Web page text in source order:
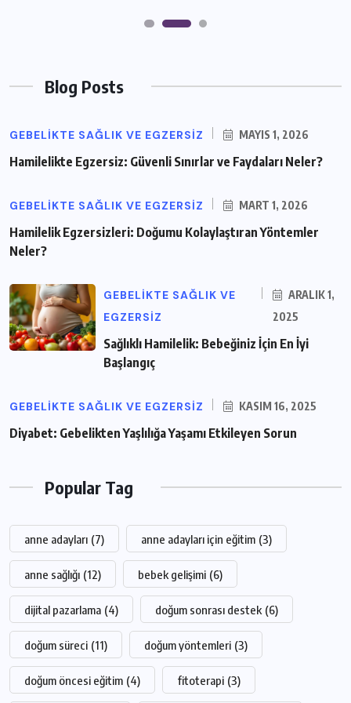
Blog Posts
GEBELIKTE SAĞLIK VE EGZERSIZ MAYIS 1, 2026
Hamilelikte Egzersiz: Güvenli Sınırlar ve Faydaları Neler?
GEBELIKTE SAĞLIK VE EGZERSIZ MART 1, 2026
Hamilelik Egzersizleri: Doğumu Kolaylaştıran Yöntemler
Neler?
GEBELIKTE SAĞLIK VE
EGZERSIZ
ARALIK 1,
2025
Sağlıklı Hamilelik: Bebeğiniz İçin En İyi
Başlangıç
GEBELIKTE SAĞLIK VE EGZERSIZ KASIM 16, 2025
Diyabet: Gebelikten Yaşlılığa Yaşamı Etkileyen Sorun
Popular Tag
anne adayları (7) anne adayları için eğitim (3)
anne sağlığı (12) bebek gelişimi (6)
dijital pazarlama (4) doğum sonrası destek (6)
doğum süreci (11) doğum yöntemleri (3)
doğum öncesi eğitim (4) fitoterapi (3)